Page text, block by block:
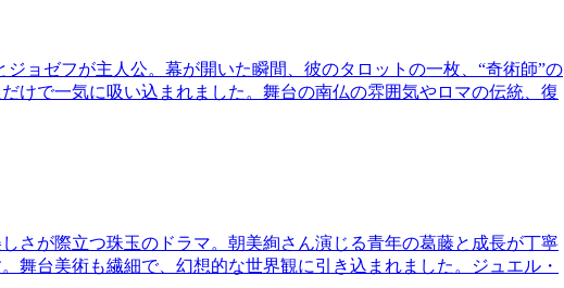
ジョゼフが主人公。幕が開いた瞬間、彼のタロットの一枚、“奇術師”の
けで一気に吸い込まれました。舞台の南仏の雰囲気やロマの伝統、復
さが際立つ珠玉のドラマ。朝美絢さん演じる青年の葛藤と成長が丁寧
舞台美術も繊細で、幻想的な世界観に引き込まれました。ジュエル・